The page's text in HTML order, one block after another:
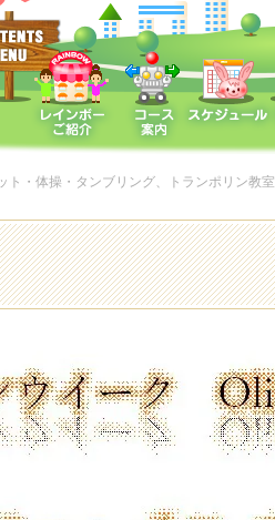
ト・体操・タンブリング、トランポリン教室